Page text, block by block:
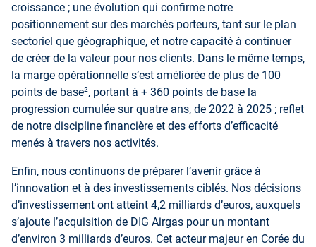
croissance ; une évolution qui confirme notre
positionnement sur des marchés porteurs, tant sur le plan
sectoriel que géographique, et notre capacité à continuer
de créer de la valeur pour nos clients. Dans le même temps,
la marge opérationnelle s’est améliorée de plus de 100
points de base2, portant à + 360 points de base la
progression cumulée sur quatre ans, de 2022 à 2025 ; reflet
de notre discipline financière et des efforts d’efficacité
menés à travers nos activités.
Enfin, nous continuons de préparer l’avenir grâce à
l’innovation et à des investissements ciblés. Nos décisions
d’investissement ont atteint 4,2 milliards d’euros, auxquels
s’ajoute l’acquisition de DIG Airgas pour un montant
d’environ 3 milliards d’euros. Cet acteur majeur en Corée du